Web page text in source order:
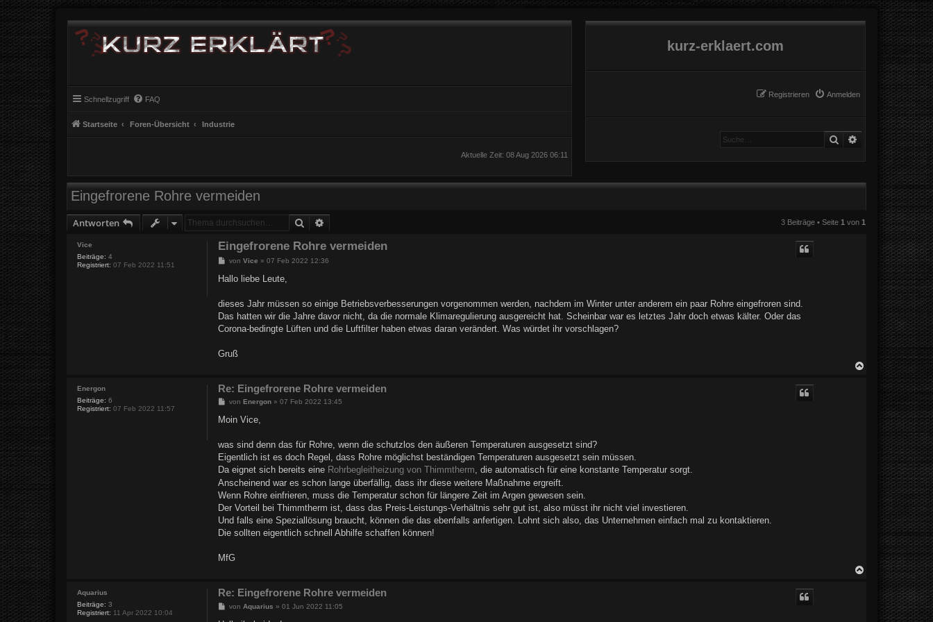
kurz-erklaert.com
Anmelden
Registrieren
Schnellzugriff FAQ
Startseite Foren-Übersicht Industrie
Suche Erweiterte Suche
Aktuelle Zeit: 08 Aug 2026 06:11
Eingefrorene Rohre vermeiden
Antworten Suche 3 Beiträge • Seite 1von 1
Vice
Beiträge: 4
Registriert: 07 Feb 2022 11:51
Eingefrorene Rohre vermeiden
B
i
a
vonVice »07 Feb 2022 12:36
Hallo liebe Leute,
dieses Jahr müssen so einige Betriebsverbesserungen vorgenommen werden, nachdem im Winter unter anderem ein paar Rohre eingefroren sind.
Das hatten wir die Jahre davor nicht, da die normale Klimaregulierung ausgereicht hat. Scheinbar war es letztes Jahr doch etwas kälter. Oder das
Corona-bedingte Lüften und die Luftfilter haben etwas daran verändert. Was würdet ihr vorschlagen?
Gruß
Energon
Beiträge: 6
Registriert: 07 Feb 2022 11:57
Re: Eingefrorene Rohre vermeiden
B
i
a
von Energon »07 Feb 2022 13:45
Moin Vice,
was sind denn das für Rohre, wenn die schutzlos den äußeren Temperaturen ausgesetzt sind?
Eigentlich ist es doch Regel, dass Rohre möglichst beständigen Temperaturen ausgesetzt sein müssen.
Da eignet sich bereits eine Rohrbegleitheizung von Thimmtherm, die automatisch für eine konstante Temperatur sorgt.
Anscheinend war es schon lange überfällig, dass ihr diese weitere Maßnahme ergreift.
Wenn Rohre einfrieren, muss die Temperatur schon für längere Zeit im Argen gewesen sein.
Der Vorteil bei Thimmtherm ist, dass das Preis-Leistungs-Verhältnis sehr gut ist, also müsst ihr nicht viel investieren.
Und falls eine Speziallösung braucht, können die das ebenfalls anfertigen. Lohnt sich also, das Unternehmen einfach mal zu kontaktieren.
Die sollten eigentlich schnell Abhilfe schaffen können!
MfG
Aquarius
Beiträge: 3
Registriert: 11 Apr 2022 10:04
Re: Eingefrorene Rohre vermeiden
Bvon Aquarius »01 Jun 2022 11:05